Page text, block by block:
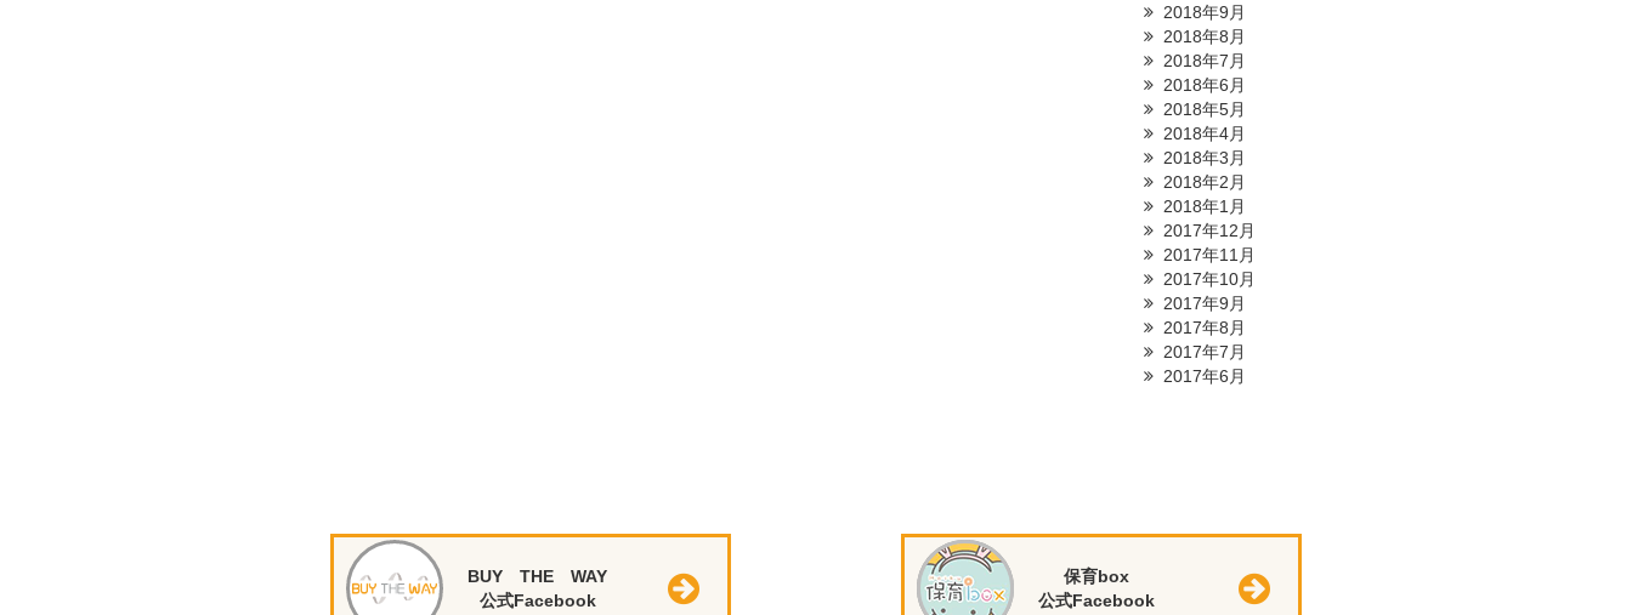
2018年9月
2018年8月
2018年7月
2018年6月
2018年5月
2018年4月
2018年3月
2018年2月
2018年1月
2017年12月
2017年11月
2017年10月
2017年9月
2017年8月
2017年7月
2017年6月
BUY THE WAY
公式Facebook
保育box
公式Facebook